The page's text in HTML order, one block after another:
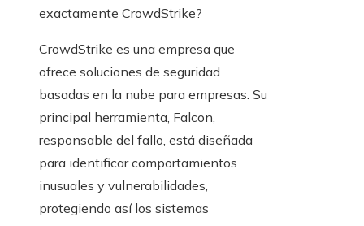
exactamente CrowdStrike?
CrowdStrike es una empresa que
ofrece soluciones de seguridad
basadas en la nube para empresas. Su
principal herramienta, Falcon,
responsable del fallo, está diseñada
para identificar comportamientos
inusuales y vulnerabilidades,
protegiendo así los sistemas